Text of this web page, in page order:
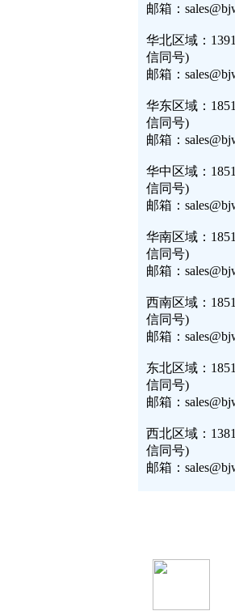
邮箱：
华北区域：
信同号)
邮箱：
华东区域：
信同号)
邮箱：
华中区域：
信同号)
邮箱：
华南区域：
信同号)
邮箱：
西南区域：
信同号)
邮箱：
东北区域：
信同号)
邮箱：
西北区域：
信同号)
邮箱：